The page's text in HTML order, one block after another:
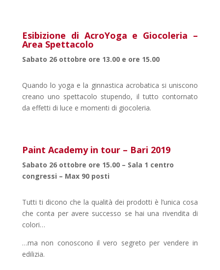
Esibizione di AcroYoga e Giocoleria –
Area Spettacolo
Sabato 26 ottobre ore 13.00 e ore 15.00
Quando lo yoga e la ginnastica acrobatica si uniscono
creano uno spettacolo stupendo, il tutto contornato
da effetti di luce e momenti di giocoleria.
Paint Academy in tour – Bari 2019
Sabato 26 ottobre ore 15.00 – Sala 1 centro
congressi – Max 90 posti
Tutti ti dicono che la qualità dei prodotti è l’unica cosa
che conta per avere successo se hai una rivendita di
colori…
…ma non conoscono il vero segretoper vendere in
edilizia.